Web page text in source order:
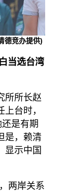
德竞办提供)
当选台湾
所所长赵
台时，
是有期
是，赖清
显示中国
两岸关系